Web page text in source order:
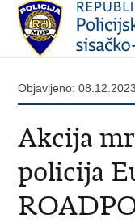
Objavljeno: 08.12.2023.
Akcija
policija